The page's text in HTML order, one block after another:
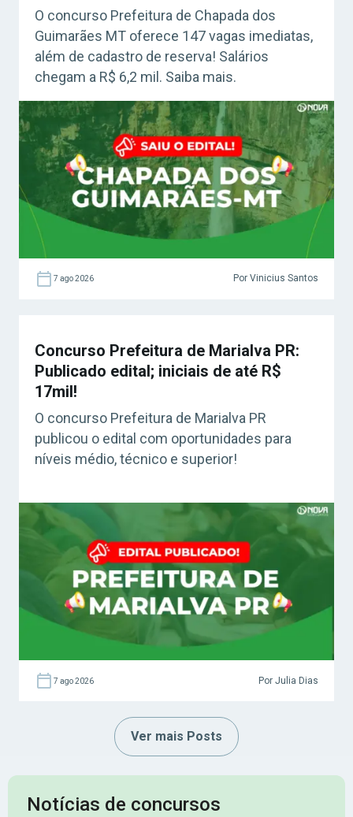
O concurso Prefeitura de Chapada dos
Guimarães MT oferece 147 vagas imediatas,
além de cadastro de reserva! Salários
chegam a R$ 6,2 mil. Saiba mais.
7 ago 2026 Por Vinicius Santos
Concurso Prefeitura de Marialva PR:
Publicado edital; iniciais de até R$
17mil!
O concurso Prefeitura de Marialva PR
publicou o edital com oportunidades para
níveis médio, técnico e superior!
7 ago 2026 Por Julia Dias
Ver mais Posts
Notícias de concursos